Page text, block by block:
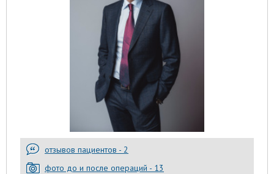
отзывов пациентов - 2
фото до и после операций - 13